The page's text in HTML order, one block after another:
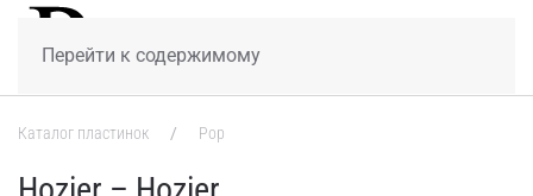
Перейти к содержимому
Каталог пластинок Pop